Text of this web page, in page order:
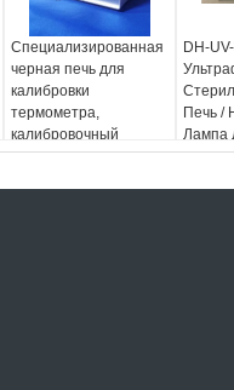
Специализированная
черная печь для
калибровки
термометра,
калибровочный
прибор для
DH-
Печь /
Лампа